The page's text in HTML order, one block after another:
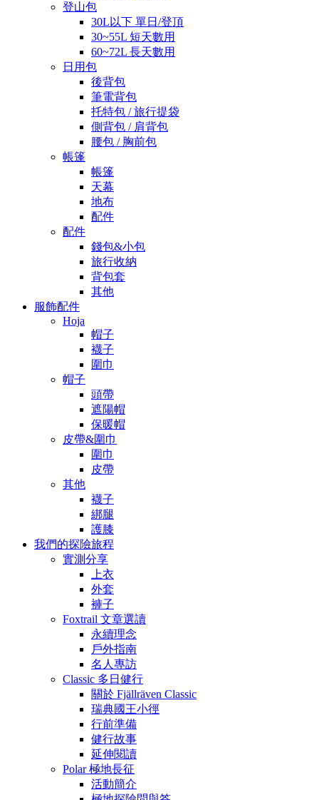
登山包
30L以下 單日/登頂
30~55L 短天數用
60~72L 長天數用
日用包
後背包
筆電背包
托特包 / 旅行提袋
側背包 / 肩背包
腰包 / 胸前包
帳篷
帳篷
天幕
地布
配件
配件
錢包&小包
旅行收納
背包套
其他
服飾配件
Hoja
帽子
襪子
圍巾
帽子
頭帶
遮陽帽
保暖帽
皮帶&圍巾
圍巾
皮帶
其他
襪子
綁腿
護膝
我們的探險旅程
實測分享
上衣
外套
褲子
Foxtrail 文章選讀
永續理念
戶外指南
名人專訪
Classic 多日健行
關於 Fjällräven Classic
瑞典國王小徑
行前準備
健行故事
延伸閱讀
Polar 極地長征
活動簡介